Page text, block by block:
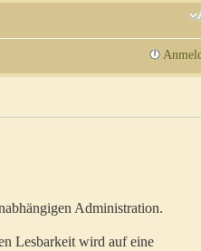
Administration.
Lesbarkeit wird auf eine